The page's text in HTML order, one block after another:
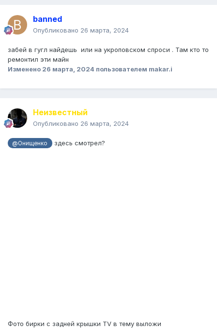
banned
Опубликовано 26 марта, 2024
забей в гугл найдешь или на укроповском спроси . Там кто то
ремонтил эти майн
Изменено 26 марта, 2024 пользователем makar.i
Неизвестный
Опубликовано 26 марта, 2024
@Онищенко здесь смотрел?
Фото бирки с задней крышки TV в тему выложи